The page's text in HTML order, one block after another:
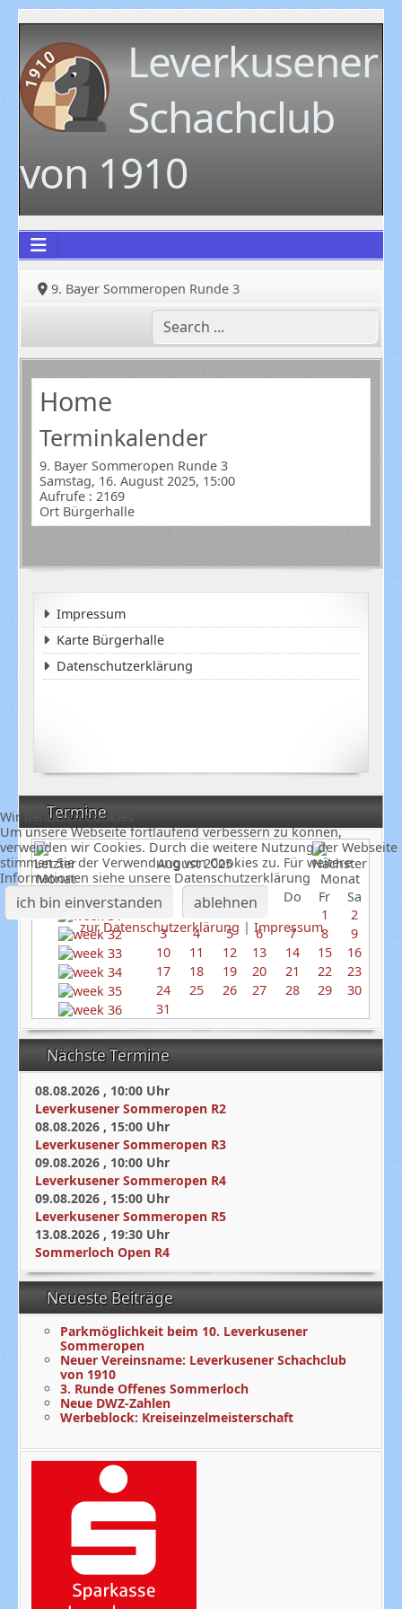
Leverkusener
Schachclub
von 1910
9. Bayer Sommeropen Runde 3
Termine
August 2025
So
Mo Di Mi Do Fr
Sa
1
2
3
4 5 6 7 8
9
10
11 12 13 14 15
16
17
18 19 20 21 22
23
24
25 26 27 28 29
30
31
Nächste Termine
08.08.2026 , 10:00 Uhr
Leverkusener Sommeropen R2
08.08.2026 , 15:00 Uhr
Leverkusener Sommeropen R3
09.08.2026 , 10:00 Uhr
Leverkusener Sommeropen R4
09.08.2026 , 15:00 Uhr
Leverkusener Sommeropen R5
13.08.2026 , 19:30 Uhr
Sommerloch Open R4
Neueste Beiträge
Parkmöglichkeit beim 10. Leverkusener
Sommeropen
Neuer Vereinsname: Leverkusener Schachclub
von 1910
3. Runde Offenes Sommerloch
Neue DWZ-Zahlen
Werbeblock: Kreiseinzelmeisterschaft
Home
Terminkalender
9. Bayer Sommeropen Runde 3
Samstag, 16. August 2025, 15:00
Aufrufe: 2169
Ort Bürgerhalle
Impressum
Karte Bürgerhalle
Datenschutzerklärung
Wir benutzen Cookies
Um unsere Webseite fortlaufend verbessern zu können,
verwenden wir Cookies. Durch die weitere Nutzung der Webseite
stimmen Sie der Verwendung von Cookies zu. Für weitere
Informationen siehe unsere Datenschutzerklärung
ich bin einverstanden ablehnen
zur Datenschutzerklärung | Impressum